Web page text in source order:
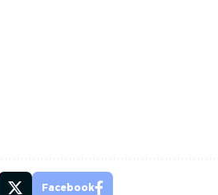
Facebook